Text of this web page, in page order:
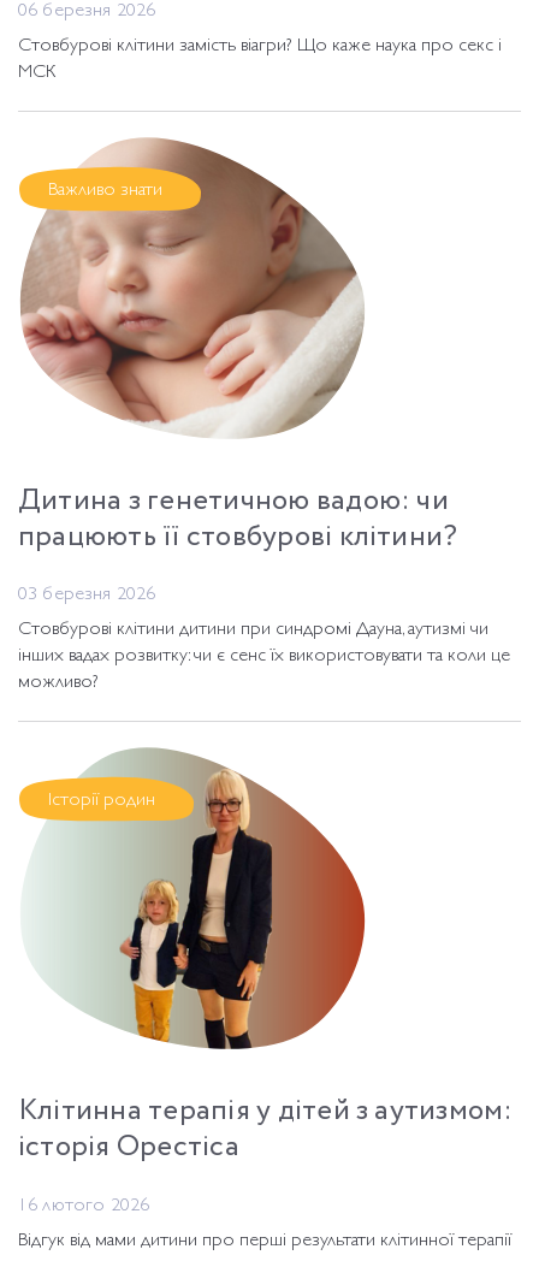
06 березня 2026
Стовбурові клітини замість віагри? Що каже наука про секс і
МСК
Важливо знати
Дитина з генетичною вадою: чи
працюють її стовбурові клітини?
03 березня 2026
Стовбурові клітини дитини при синдромі Дауна, аутизмі чи
інших вадах розвитку: чи є сенс їх використовувати та коли це
можливо?
Історії родин
Клітинна терапія у дітей з аутизмом:
історія Орестіса
16 лютого 2026
Відгук від мами дитини про перші результати клітинної терапії